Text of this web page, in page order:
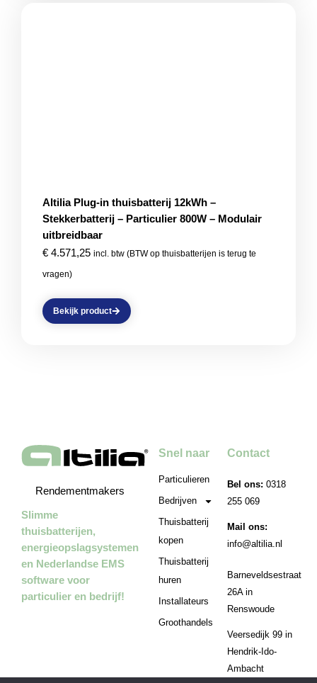
Altilia Plug-in thuisbatterij 12kWh –
Stekkerbatterij – Particulier 800W – Modulair
uitbreidbaar
€ 4.571,25 incl. btw (BTW op thuisbatterijen is terug te
vragen)
Bekijk product
Rendementmakers
Slimme
thuisbatterijen,
energieopslagsystemen
en Nederlandse EMS
software voor
particulier en bedrijf!
Snel naar
Particulieren
Bedrijven
Thuisbatterij
kopen
Thuisbatterij
huren
Installateurs
Groothandels
Contact
Bel ons: 0318
255 069
Mail ons:
info@altilia.nl
Barneveldsestraat
26A in
Renswoude
Veersedijk 99 in
Hendrik-Ido-
Ambacht